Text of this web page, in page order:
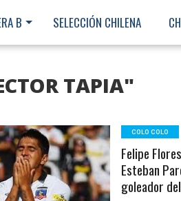
B SELECCIÓN CHILENA
TAPIA"
LEER MÁS
COLO COLO
Felipe
Esteban
goleador